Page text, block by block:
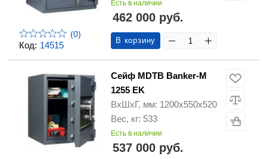
Код: 14515
(0)
Есть в наличии
462 000 руб.
В корзину
Сейф MDTB Banker-M
1255 EK
ВхШхГ, мм: 1200х550х520
Вес, кг: 533
Есть в наличии
537 000 руб.